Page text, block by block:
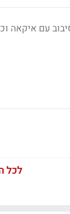
סיבוב עם איקאה
לכל